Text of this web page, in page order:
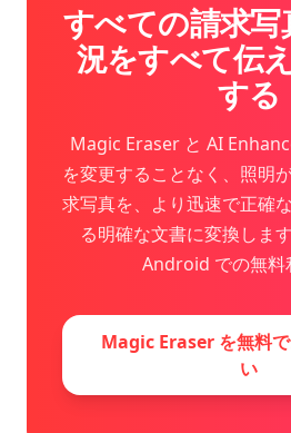
すべての請求写
況をすべて伝
する
Magic Eraser と AI
を変更することなく、照明
求写真を、より迅速で正確
る明確な文書に変換しま
Android での無料
Magic Eraser を無料
い